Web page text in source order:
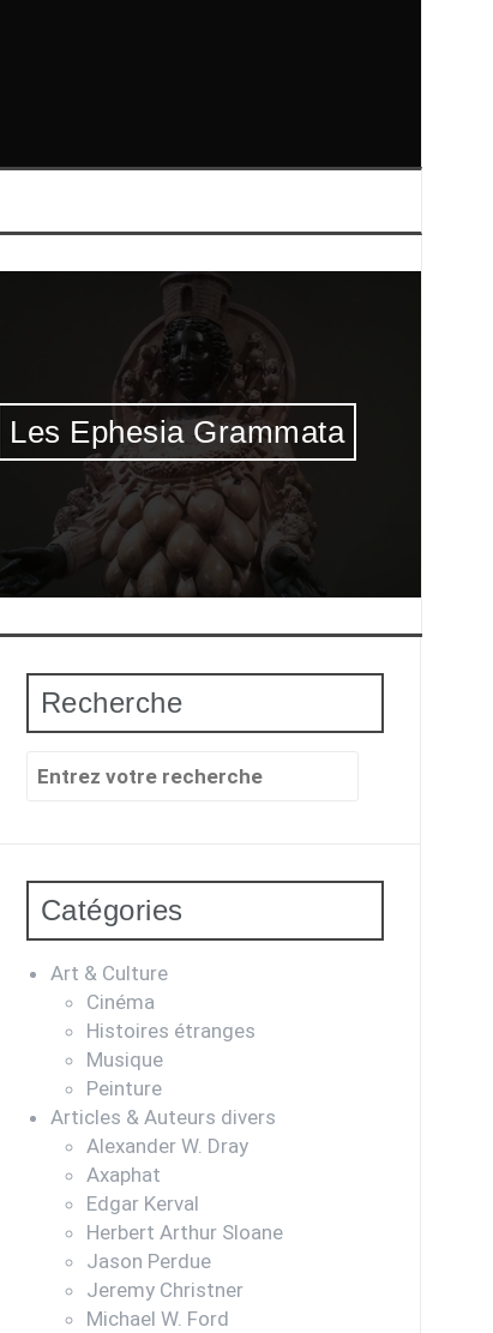
Les Ephesia Grammata
Recherche
Recherche
Catégories
Art & Culture
Cinéma
Histoires étranges
Musique
Peinture
Articles & Auteurs divers
Alexander W. Dray
Axaphat
Edgar Kerval
Herbert Arthur Sloane
Jason Perdue
Jeremy Christner
Michael W. Ford